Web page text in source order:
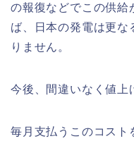
の報復などでこの供給
ば、日本の発電は更な
りません。
今後、間違いなく値上
毎月支払うこのコスト